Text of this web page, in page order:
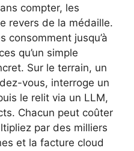
compter, les
revers de la médaille.
consomment jusqu’à
qu’un simple
Sur le terrain, un
vous, interroge un
le relit via un LLM,
Chacun peut coûter
par des milliers
et la facture cloud